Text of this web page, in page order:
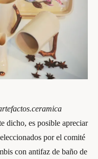
dicho, es posible apreciar
por el comité
con antifaz de baño de